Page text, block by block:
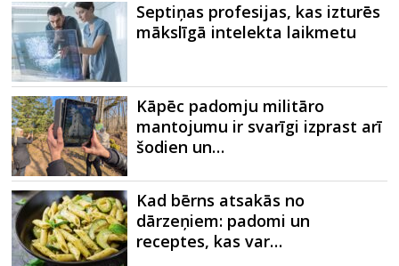
Septiņas profesijas, kas izturēs
mākslīgā intelekta laikmetu
Kāpēc padomju militāro
mantojumu ir svarīgi izprast arī
šodien un…
Kad bērns atsakās no
dārzeņiem: padomi un
receptes, kas var…